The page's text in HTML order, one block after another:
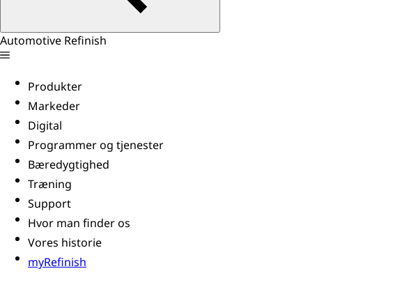
Automotive Refinish
Produkter
Markeder
Digital
Programmer og tjenester
Bæredygtighed
Træning
Support
Hvor man finder os
Vores historie
myRefinish